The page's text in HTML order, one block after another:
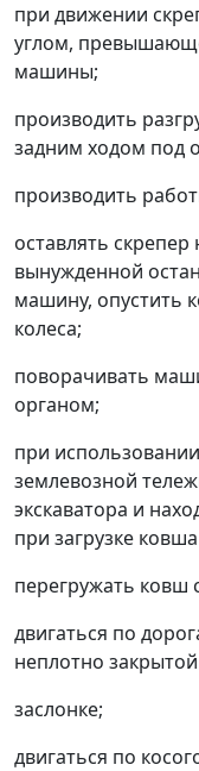
при движении
углом,
машины;
производить
задним ходом под
производить
оставлять
вынужденной
машину, опустить
колеса;
поворачивать
органом;
при
землевозной
экскаватора и
при загрузке
перегружать ковш
двигаться по
неплотно закрытой
заслонке;
двигаться по